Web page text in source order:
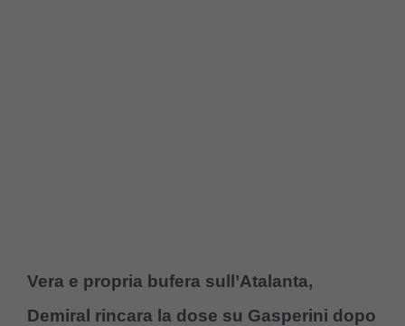
Vera e propria bufera sull’Atalanta,
Demiral rincara la dose su Gasperini dopo